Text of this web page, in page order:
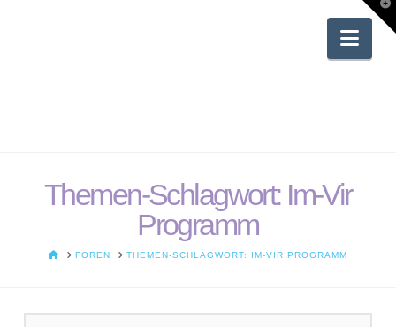
Themen-Schlagwort: Im-Vir
Programm
HOMEFOREN THEMEN-SCHLAGWORT: IM-VIR PROGRAMM